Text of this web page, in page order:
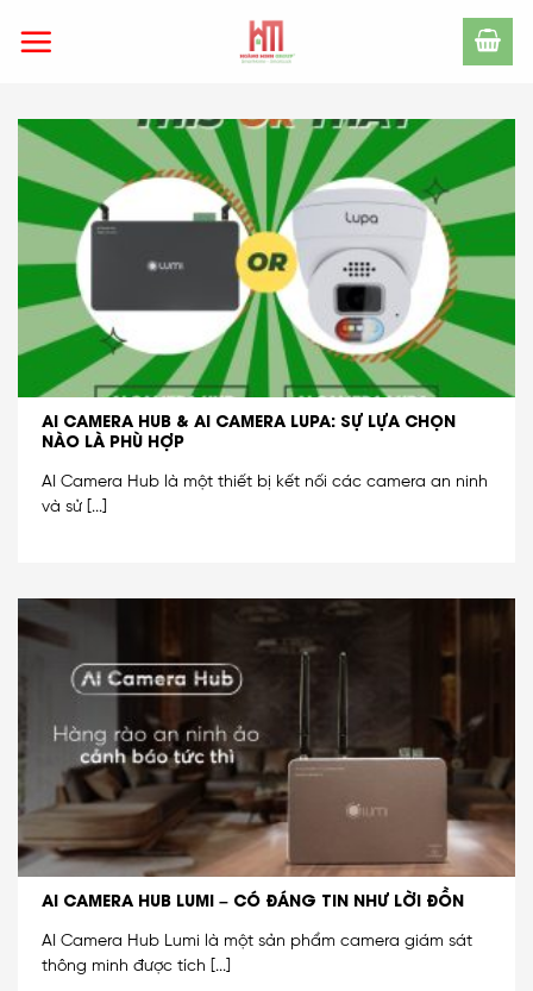
AI CAMERA HUB & AI CAMERA LUPA: SỰ LỰA CHỌN
NÀO LÀ PHÙ HỢP
AI Camera Hub là một thiết bị kết nối các camera an ninh
và sử [...]
AI CAMERA HUB LUMI – CÓ ĐÁNG TIN NHƯ LỜI ĐỒN
AI Camera Hub Lumi là một sản phẩm camera giám sát
thông minh được tích [...]